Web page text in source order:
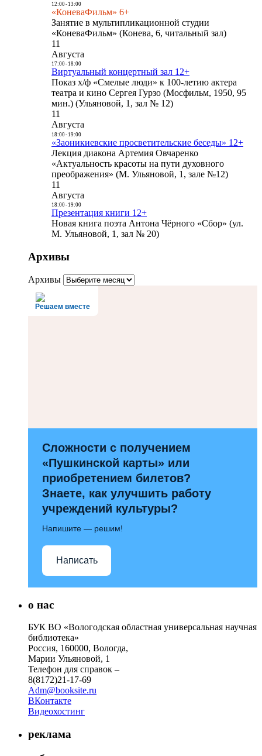
12:00- 13:00
«КоневаФильм» 6+
Занятие в мультипликационной студии
«КоневаФильм» (Конева, 6, читальный зал)
11
Августа
17:00- 18:00
Виртуальный концертный зал 12+
Показ х/ф «Смелые люди» к 100-летию актера
театра и кино Сергея Гурзо (Мосфильм, 1950, 95
мин.) (Ульяновой, 1, зал № 12)
11
Августа
18:00- 19:00
«Заоникиевские просветительские беседы» 12+
Лекция диакона Артемия Овчаренко
«Актуальность красоты на пути духовного
преображения» (М. Ульяновой, 1, зале №12)
11
Августа
18:00- 19:00
Презентация книги 12+
Новая книга поэта Антона Чёрного «Сбор» (ул.
М. Ульяновой, 1, зал № 20)
Архивы
Архивы
Решаем вместе
Сложности с получением
«Пушкинской карты» или
приобретением билетов?
Знаете, как улучшить работу
учреждений культуры?
Напишите — решим!
Написать
о нас
БУК ВО «Вологодская областная универсальная научная
библиотека»
Россия, 160000, Вологда,
Марии Ульяновой, 1
Телефон для справок –
8(8172)21-17-69
Adm@booksite.ru
ВКонтакте
Видеохостинг
реклама